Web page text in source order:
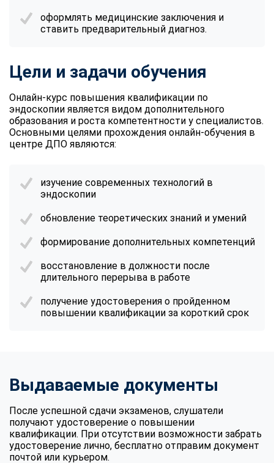
оформлять медицинские заключения и
ставить предварительный диагноз.
Цели и задачи обучения
Онлайн-курс повышения квалификации по
эндоскопии является видом дополнительного
образования и роста компетентности у специалистов.
Основными целями прохождения онлайн-обучения в
центре ДПО являются:
изучение современных технологий в
эндоскопии
обновление теоретических знаний и умений
формирование дополнительных компетенций
восстановление в должности после
длительного перерыва в работе
получение удостоверения о пройденном
повышении квалификации за короткий срок
Выдаваемые документы
После успешной сдачи экзаменов, слушатели
получают удостоверение о повышении
квалификации. При отсутствии возможности забрать
удостоверение лично, бесплатно отправим документ
почтой или курьером.